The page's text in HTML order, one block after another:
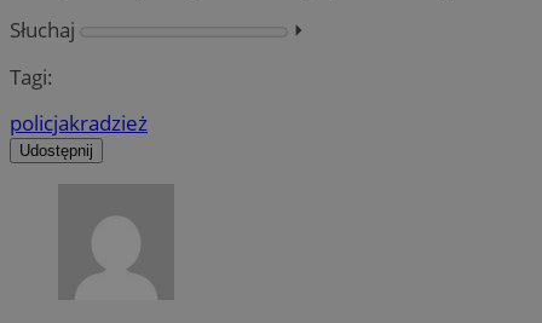
Słuchaj
⏵︎
Tagi:
policjakradzież
Udostępnij